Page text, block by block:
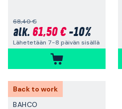
68,40 €
alk. 61,50 €-10%
Lähetetään 7-8 päivän sisällä
Back to work
BAHCO